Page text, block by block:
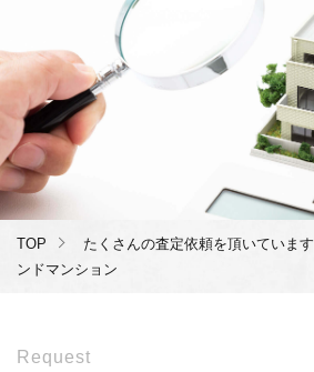
TOP たくさんの査定依頼を頂いています
ンドマンション
Request